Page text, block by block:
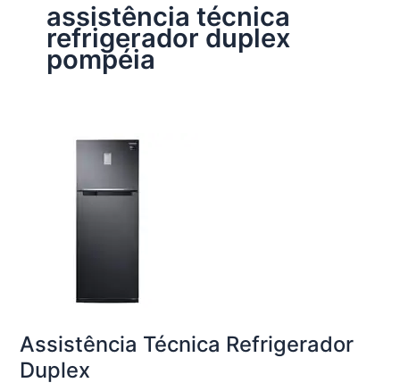
assistência técnica
refrigerador duplex
pompéia
Assistência Técnica Refrigerador
Duplex